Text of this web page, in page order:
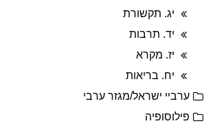
יג. תקשורת
יד. תרבות
יז. מקרא
יח. בריאות
ערביי ישראל/מגזר ערבי
פילוסופיה